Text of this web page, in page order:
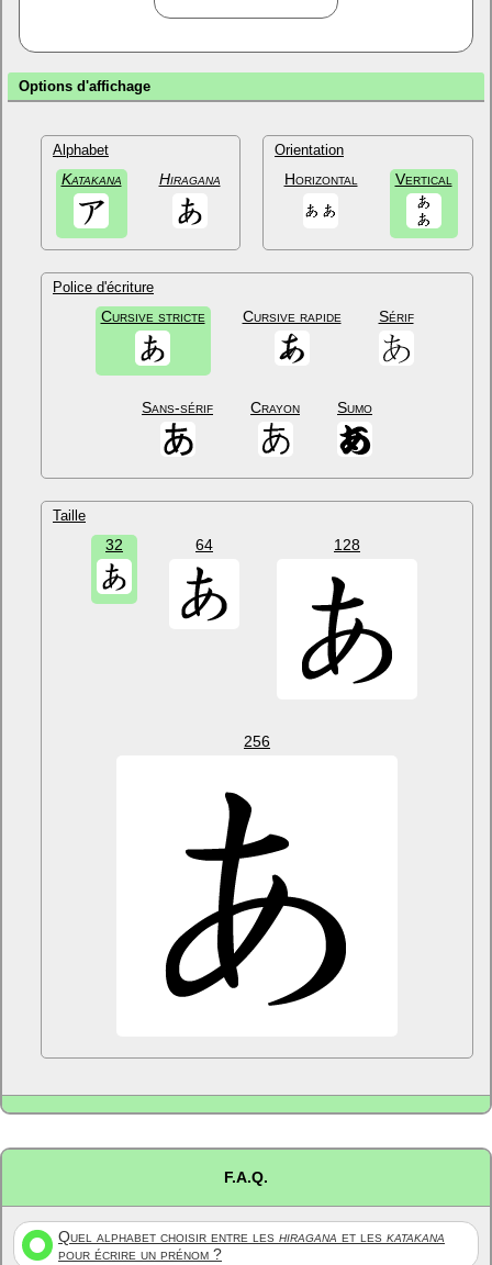
Options d'affichage
Alphabet
Katakana Hiragana
Orientation
Horizontal Vertical
Police d'écriture
Cursive stricte Cursive rapide Sérif
Sans-sérif Crayon Sumo
Taille
32 64 128
256
F.A.Q.
Quel alphabet choisir entre les hiragana et les katakana
pour écrire un prénom ?